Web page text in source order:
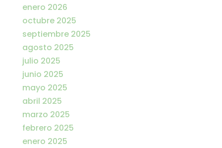
enero 2026
octubre 2025
septiembre 2025
agosto 2025
julio 2025
junio 2025
mayo 2025
abril 2025
marzo 2025
febrero 2025
enero 2025